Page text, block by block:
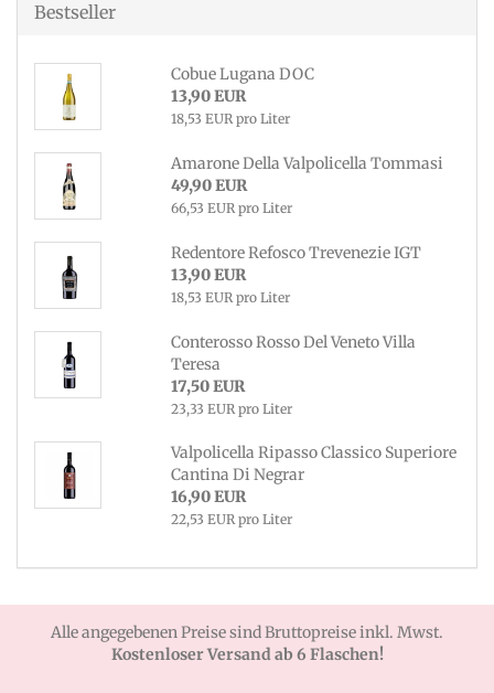
Bestseller
Cobue Lugana DOC
13,90 EUR
18,53 EUR pro Liter
Amarone Della Valpolicella Tommasi
49,90 EUR
66,53 EUR pro Liter
Redentore Refosco Trevenezie IGT
13,90 EUR
18,53 EUR pro Liter
Conterosso Rosso Del Veneto Villa
Teresa
17,50 EUR
23,33 EUR pro Liter
Valpolicella Ripasso Classico Superiore
Cantina Di Negrar
16,90 EUR
22,53 EUR pro Liter
Alle angegebenen Preise sind Bruttopreise inkl. Mwst.
Kostenloser Versand ab 6 Flaschen!